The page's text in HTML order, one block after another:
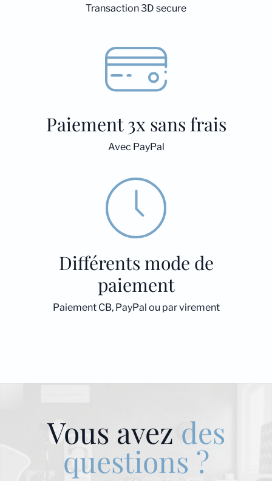
Transaction 3D secure
Paiement 3x sans frais
Avec PayPal
Différents mode de
paiement
Paiement CB, PayPal ou par virement
Vous avez des
questions ?